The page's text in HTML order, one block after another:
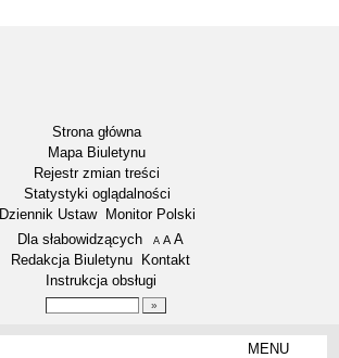
Strona główna
Mapa Biuletynu
Rejestr zmian treści
Statystyki oglądalności
Dziennik Ustaw
Monitor Polski
Menu dodatkowe
Dla słabowidzących A pomniejsz czcionkę
A standardowy rozmiar czcionki
A
Redakcja Biuletynu
Kontakt
Instrukcja obsługi
MENU